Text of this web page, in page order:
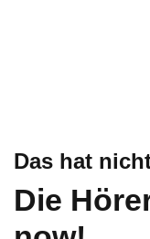
Das hat
Die